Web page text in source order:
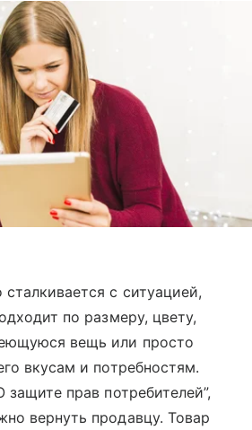
сталкивается с ситуацией,
по размеру, цвету,
вещь или просто
вкусам и потребностям.
защите прав потребителей”,
вернуть продавцу. Товар